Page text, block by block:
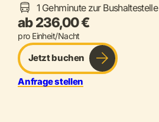
1 Gehminute zur Bushaltestelle
ab 236,00 €
pro Einheit/Nacht
Jetzt buchen
Anfrage stellen